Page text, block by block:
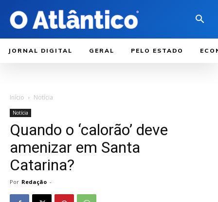
JORNAL DIGITAL GERAL PELO ESTADO
Início Notícia
Notícia
Quando o ‘calorão’ deve
amenizar em Santa
Catarina?
Por Redação -